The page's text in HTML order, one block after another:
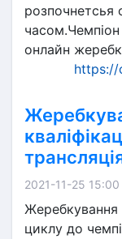
розпочнетсья
онлайн
https://
2021-11-25 15:00
Жеребкування
циклу до